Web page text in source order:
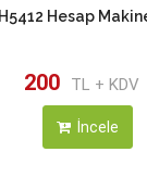
Hesap
200 TL + KDV
İncele